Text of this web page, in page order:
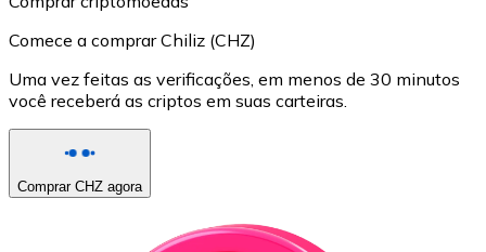
Comece a comprar Chiliz (CHZ)
Uma vez feitas as verificações, em menos de 30 minutos
você receberá as criptos em suas carteiras.
Comprar CHZ agora